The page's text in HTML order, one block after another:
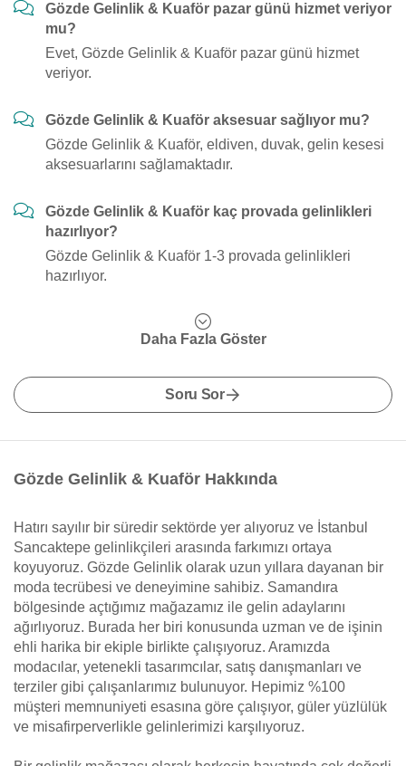
Gözde Gelinlik & Kuaför pazar günü hizmet veriyor
mu?
Evet, Gözde Gelinlik & Kuaför pazar günü hizmet
veriyor.
Gözde Gelinlik & Kuaför aksesuar sağlıyor mu?
Gözde Gelinlik & Kuaför, eldiven, duvak, gelin kesesi
aksesuarlarını sağlamaktadır.
Gözde Gelinlik & Kuaför kaç provada gelinlikleri
hazırlıyor?
Gözde Gelinlik & Kuaför 1-3 provada gelinlikleri
hazırlıyor.
Daha Fazla Göster
Soru Sor
Gözde Gelinlik & Kuaför Hakkında
Hatırı sayılır bir süredir sektörde yer alıyoruz ve İstanbul
Sancaktepe gelinlikçileri arasında farkımızı ortaya
koyuyoruz. Gözde Gelinlik olarak uzun yıllara dayanan bir
moda tecrübesi ve deneyimine sahibiz. Samandıra
bölgesinde açtığımız mağazamız ile gelin adaylarını
ağırlıyoruz. Burada her biri konusunda uzman ve de işinin
ehli harika bir ekiple birlikte çalışıyoruz. Aramızda
modacılar, yetenekli tasarımcılar, satış danışmanları ve
terziler gibi çalışanlarımız bulunuyor. Hepimiz %100
müşteri memnuniyeti esasına göre çalışıyor, güler yüzlülük
ve misafirperverlikle gelinlerimizi karşılıyoruz.